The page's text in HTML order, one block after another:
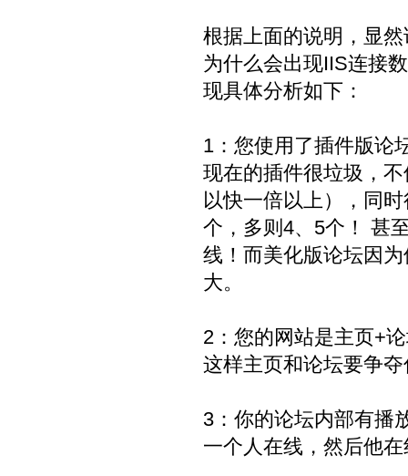
根据上面的说明，显
为什么会出现IIS连接
现具体分析如下：
1：您使用了插件版论
现在的插件很垃圾，
以快一倍以上），同
个，多则4、5个！ 甚
线！而美化版论坛因
大。
2：您的网站是主页+
这样主页和论坛要争
3：你的论坛内部有播
一个人在线，然后他